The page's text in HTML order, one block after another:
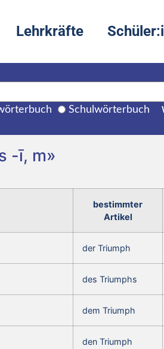
Lehrkräfte
Schulwörterbuch
-ī, m»
bestimmter
Artikel
der Triumph
des Triumphs
dem Triumph
den Triumph